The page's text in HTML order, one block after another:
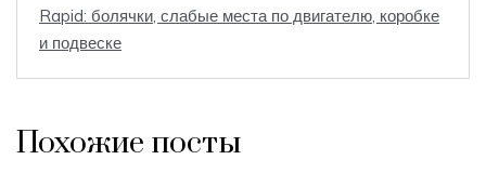
Rapid: болячки, слабые места по двигателю, коробке
и подвеске
Похожие посты